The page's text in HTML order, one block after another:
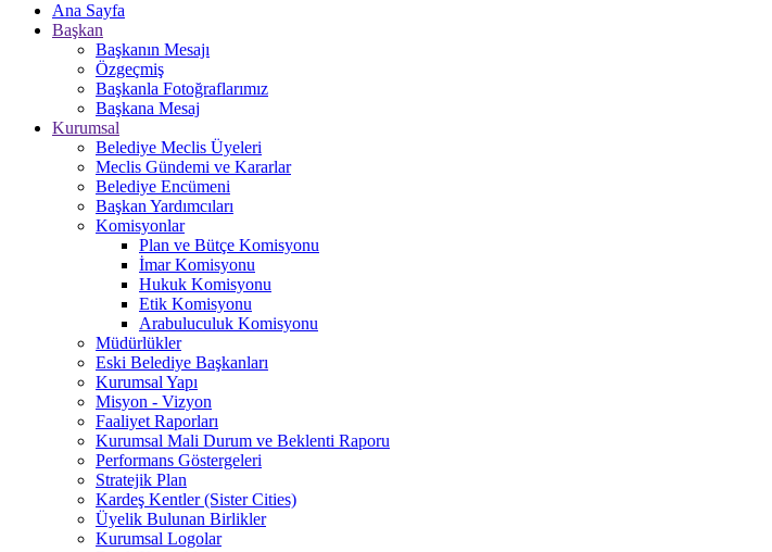
Ana Sayfa
Başkan
Başkanın Mesajı
Özgeçmiş
Başkanla Fotoğraflarımız
Başkana Mesaj
Kurumsal
Belediye Meclis Üyeleri
Meclis Gündemi ve Kararlar
Belediye Encümeni
Başkan Yardımcıları
Komisyonlar
Plan ve Bütçe Komisyonu
İmar Komisyonu
Hukuk Komisyonu
Etik Komisyonu
Arabuluculuk Komisyonu
Müdürlükler
Eski Belediye Başkanları
Kurumsal Yapı
Misyon - Vizyon
Faaliyet Raporları
Kurumsal Mali Durum ve Beklenti Raporu
Performans Göstergeleri
Stratejik Plan
Kardeş Kentler (Sister Cities)
Üyelik Bulunan Birlikler
Kurumsal Logolar